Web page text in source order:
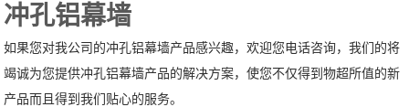
冲孔铝幕墙
如果您对我公司的冲孔铝幕墙产品感兴趣，欢迎您电话咨询，我们的将
竭诚为您提供冲孔铝幕墙产品的解决方案，使您不仅得到物超所值的新
产品而且得到我们贴心的服务。